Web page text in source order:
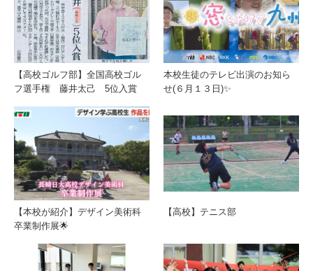
【高校ゴルフ部】全国高校ゴル
フ選手権 藤井太己 5位入賞
本校生徒のテレビ出演のお知ら
せ(６月１３日)✨
【本校が紹介】デザイン美術科
卒業制作展🌟
【高校】テニス部